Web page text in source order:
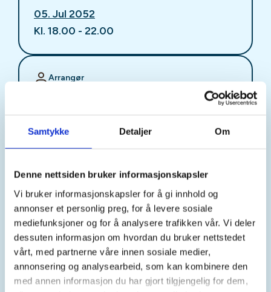
Samtykke Detaljer Om
Denne nettsiden bruker informasjonskapsler
Vi bruker informasjonskapsler for å gi innhold og
annonser et personlig preg, for å levere sosiale
mediefunksjoner og for å analysere trafikken vår. Vi deler
dessuten informasjon om hvordan du bruker nettstedet
vårt, med partnerne våre innen sosiale medier,
annonsering og analysearbeid, som kan kombinere den
med annen informasjon du har gjort tilgjengelig for dem,
05. Jul 2052
Kl. 18.00 - 22.00
Arrangør
Kontaktperson
sjffung@outlook.com
Fast fredagsmøte i
Ungdomsutvalget SJFF
(SJFFU)